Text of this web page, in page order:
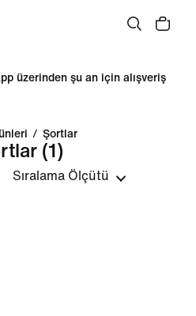
üzerinden şu an için alışveriş
/ Şortlar
(1)
Sıralama Ölçütü